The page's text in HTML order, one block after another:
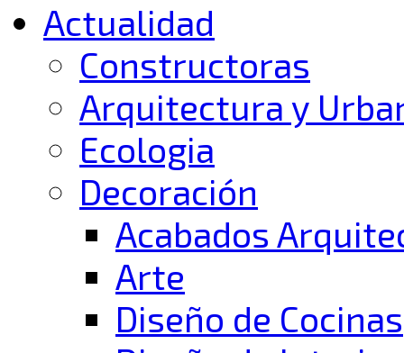
Actualidad
Constructoras
Arquitectura y
Ecologia
Decoración
Acabados
Arte
Diseño de Cocinas